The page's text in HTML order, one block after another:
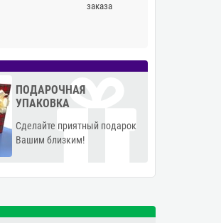
заказа
ПОДАРОЧНАЯ
УПАКОВКА
Сделайте приятный подарок
Вашим близким!